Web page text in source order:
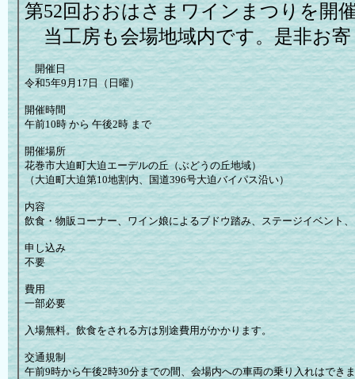
第52回おおはさまワインまつりを開
当工房も会場地域内です。是非お寄
開催日
令和5年9月17日（日曜）
開催時間
午前10時 から 午後2時 まで
開催場所
花巻市大迫町大迫エーデルの丘（ぶどうの丘地域）
（大迫町大迫第10地割内、国道396号大迫バイパス沿い）
内容
飲食・物販コーナー、ワイン娘によるブドウ踏み、ステージイベント
申し込み
不要
費用
一部必要
入場無料。飲食をされる方は別途費用がかかります。
交通規制
午前9時から午後2時30分までの間、会場内への車両の乗り入れはでき